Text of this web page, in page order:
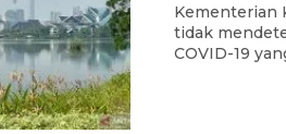
Kementerian
tidak
COVID-19